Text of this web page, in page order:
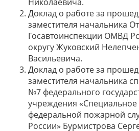
Доклад о работе за
заместителя начальника
Госавтоинспекции ОМВД
округу Жуковский
Васильевича.
Доклад о работе за
заместителя начальника
№7 федерального
учреждения
федеральной пожарной
России» Бурмистрова